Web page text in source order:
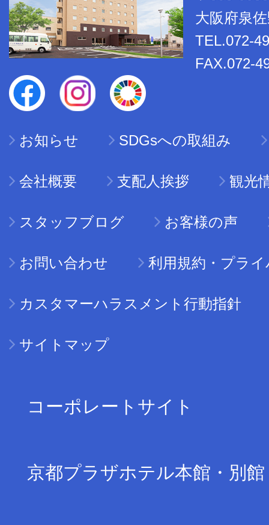
大阪府泉
TEL.072-
FAX.072-
お知らせ SDGsへの取組み
会社概要 支配人挨拶 観光
スタッフブログ お客様の声
お問い合わせ 利用規約・プラ
カスタマーハラスメント行動指針
サイトマップ
コーポレートサイト
京都プラザホテル本館・別館